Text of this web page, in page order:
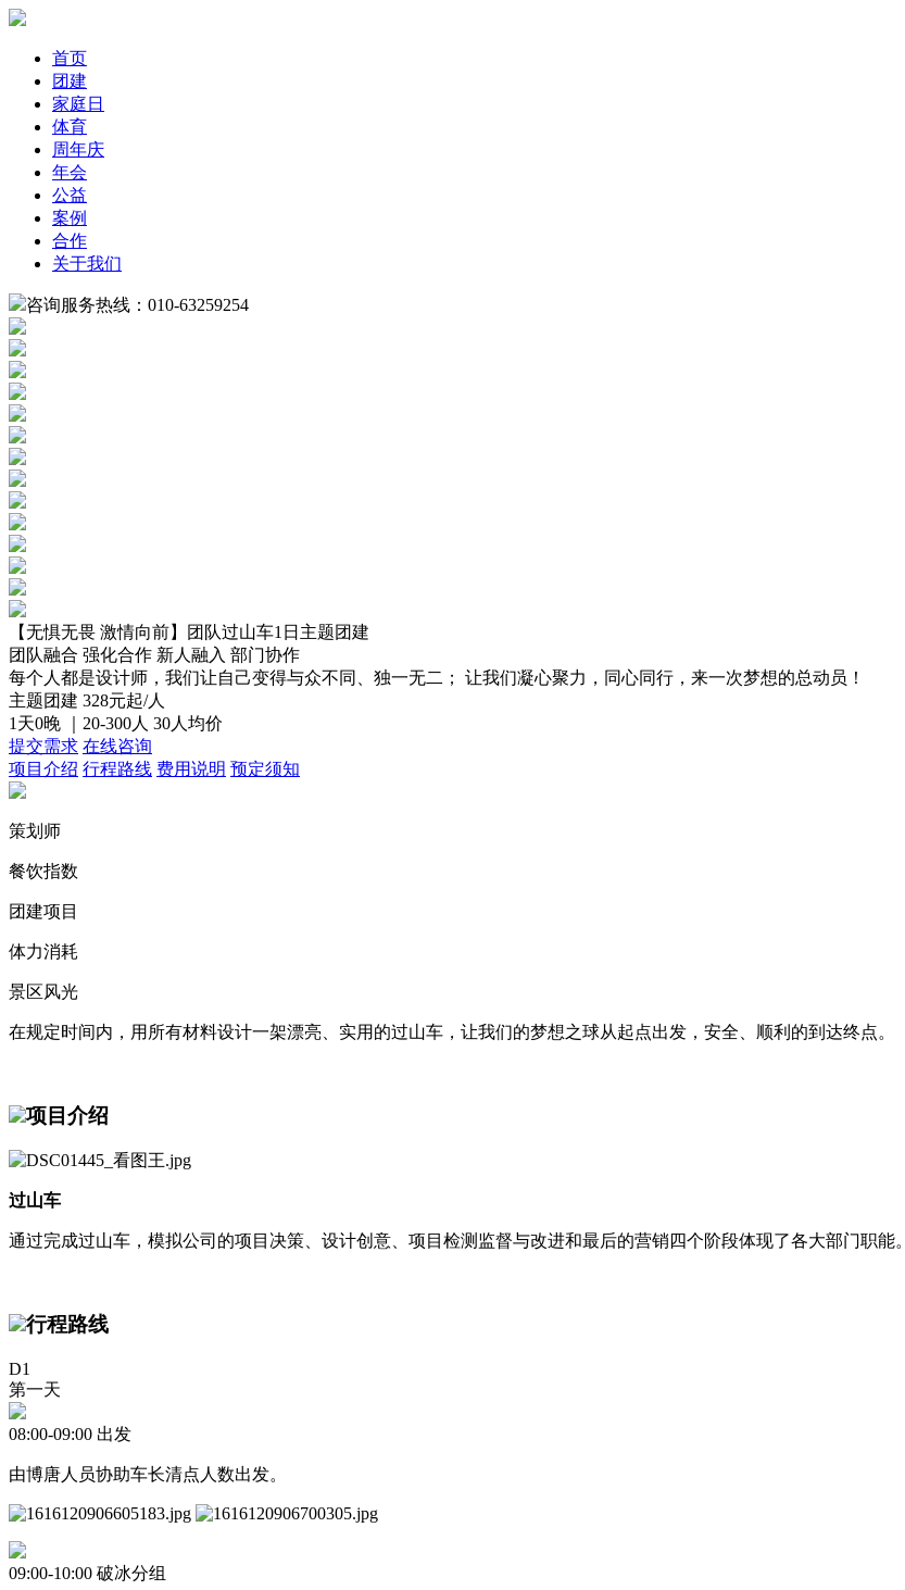
首页
团建
家庭日
体育
周年庆
年会
公益
案例
合作
关于我们
咨询服务热线：010-63259254
【无惧无畏 激情向前】团队过山车1日主题团建
团队融合 强化合作 新人融入 部门协作
每个人都是设计师，我们让自己变得与众不同、独一无二； 让我们凝心聚力，同心同行，来一次梦想的总动员！
主题团建 328元起/人
1天0晚 ｜20-300人 30人均价
提交需求 在线咨询
项目介绍 行程路线 费用说明 预定须知
策划师
餐饮指数
团建项目
体力消耗
景区风光
在规定时间内，用所有材料设计一架漂亮、实用的过山车，让我们的梦想之球从起点出发，安全、顺利的到达终点。
项目介绍
过山车
通过完成过山车，模拟公司的项目决策、设计创意、项目检测监督与改进和最后的营销四个阶段体现了各大部门职能。
行程路线
D1
第一天
08:00-09:00 出发
由博唐人员协助车长清点人数出发。
09:00-10:00 破冰分组